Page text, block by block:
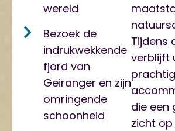
wereld
Bezoek de
indrukwekkende
fjord van
Geiranger en zijn
omringende
schoonheid
Tijdens
verblijft
die een
zicht